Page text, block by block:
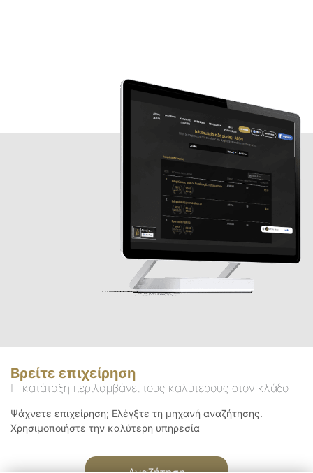
Βρείτε επιχείρηση
Η κατάταξη περιλαμβάνει τους καλύτερους στον κλάδο
Ψάχνετε επιχείρηση; Ελέγξτε τη μηχανή αναζήτησης.
Χρησιμοποιήστε την καλύτερη υπηρεσία